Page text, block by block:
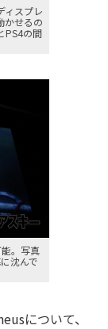
ィスプレ
かせるの
PS4の間
。写真
沈んで
について、